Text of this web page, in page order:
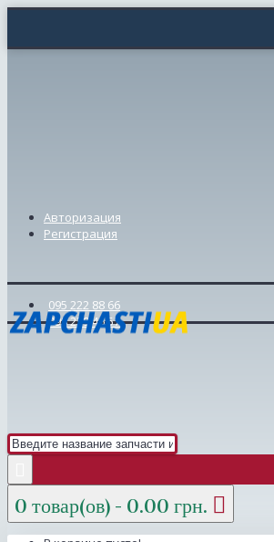
Авторизация
Регистрация
095 222 88 66
098 239 46 57
0 товар(ов) - 0.00 грн.